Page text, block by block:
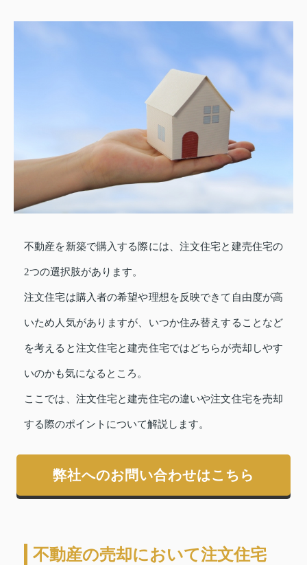
不動産を新築で購入する際には、注文住宅と建売住宅の
2つの選択肢があります。
注文住宅は購入者の希望や理想を反映できて自由度が高
いため人気がありますが、いつか住み替えすることなど
を考えると注文住宅と建売住宅ではどちらが売却しやす
いのかも気になるところ。
ここでは、注文住宅と建売住宅の違いや注文住宅を売却
する際のポイントについて解説します。
弊社へのお問い合わせはこちら
不動産の売却において注文住宅